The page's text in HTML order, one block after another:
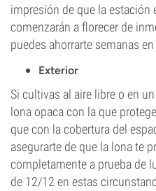
impresión de que la estación
comenzarán a florecer de
puedes ahorrarte semanas
Exterior
Si cultivas al aire libre o en
lona opaca con la que
que con la cobertura del
asegurarte de que la lona te
completamente a prueba de
de 12/12 en estas